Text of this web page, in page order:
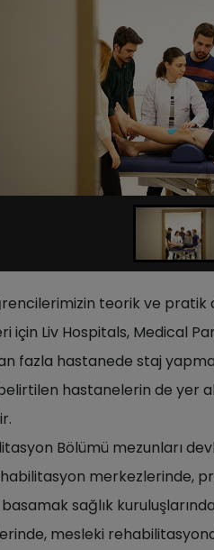
teorik ve
için Liv Hospitals, Medical
fazla hastanede staj yapma
hastanelerin de yer
Bölümü mezunları
merkezlerinde,
sağlık
mesleki